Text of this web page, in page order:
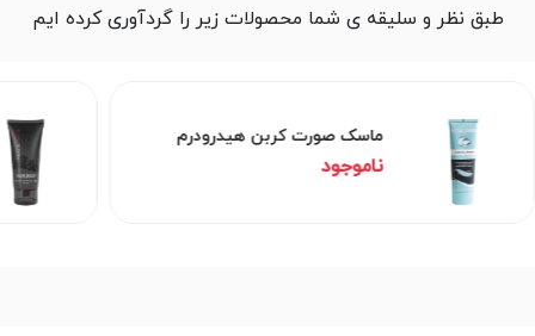
طبق نظر و سلیقه ی شما محصولات زیر را گردآوری کرده ایم
ماسک صورت کربن هیدرودرم
ناموجود